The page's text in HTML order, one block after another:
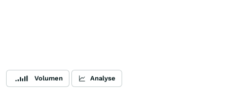
Volumen Analyse